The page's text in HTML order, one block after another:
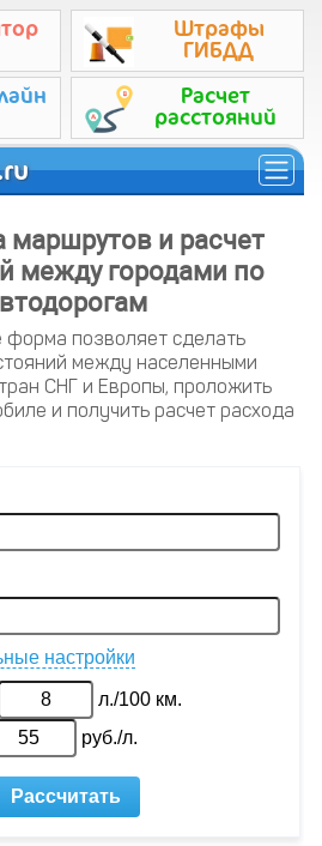
Штрафы
ГИБДД
Расчет
расстояний
маршрутов и расчет
между городами по
позволяет сделать
между населенными
СНГ и Европы, проложить
и получить расчет расхода